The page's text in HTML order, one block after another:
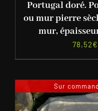
Portugal doré.
ou mur pierre
mur,
78,52€
Sur